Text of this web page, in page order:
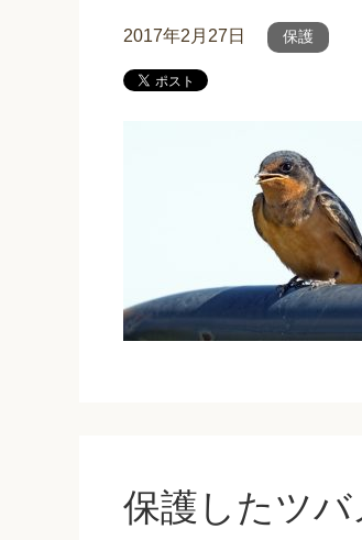
2017年2月27日 保護
保護したツ